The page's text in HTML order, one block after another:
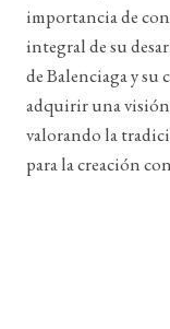
importancia de
integral de su
de Balenciaga y
adquirir una visión
valorando la
para la creación